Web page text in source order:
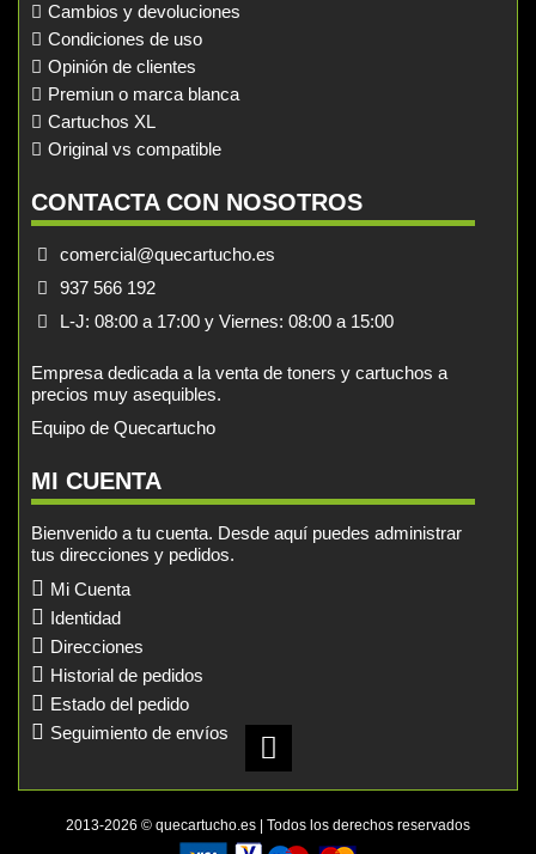
Cambios y devoluciones
Condiciones de uso
Opinión de clientes
Premiun o marca blanca
Cartuchos XL
Original vs compatible
CONTACTA CON NOSOTROS
comercial@quecartucho.es
937 566 192
L-J: 08:00 a 17:00 y Viernes: 08:00 a 15:00
Empresa dedicada a la venta de toners y cartuchos a
precios muy asequibles.
Equipo de Quecartucho
MI CUENTA
Bienvenido a tu cuenta. Desde aquí puedes administrar
tus direcciones y pedidos.
Mi Cuenta
Identidad
Direcciones
Historial de pedidos
Estado del pedido
Seguimiento de envíos
2013-2026 © quecartucho.es | Todos los derechos reservados